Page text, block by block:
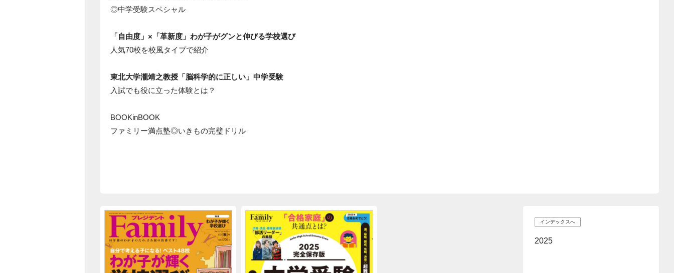
◎中学受験スペシャル
「自由度」×「革新度」わが子がグンと伸びる学校選び
人気70校を校風タイプで紹介
東北大学瀧靖之教授「脳科学的に正しい」中学受験
入試でも役に立った体験とは？
BOOKinBOOK
ファミリー満点塾◎いきもの完璧ドリル
インデックスへ
2025